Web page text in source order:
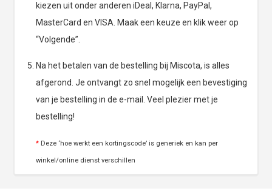
kiezen uit onder anderen iDeal, Klarna, PayPal,
MasterCard en VISA. Maak een keuze en klik weer op
“Volgende”.
Na het betalen van de bestelling bij Miscota, is alles
afgerond. Je ontvangt zo snel mogelijk een bevestiging
van je bestelling in de e-mail. Veel plezier met je
bestelling!
* Deze ‘hoe werkt een kortingscode’ is generiek en kan per
winkel/online dienst verschillen